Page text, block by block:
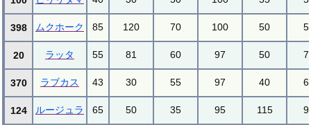
398 ムクホーク 85 120 70 100 50
20 ラッタ 55 81 60 97 50
370 ラブカス 43 30 55 97 40
124 ルージュラ 65 50 35 95 115